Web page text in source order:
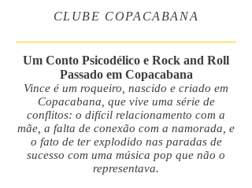
CLUBE COPACABANA
Um Conto Psicodélico e Rock and Roll
Passado em Copacabana
Vince é um roqueiro, nascido e criado em
Copacabana, que vive uma série de
conflitos: o difícil relacionamento com a
mãe, a falta de conexão com a namorada, e
o fato de ter explodido nas paradas de
sucesso com uma música pop que não o
representava.